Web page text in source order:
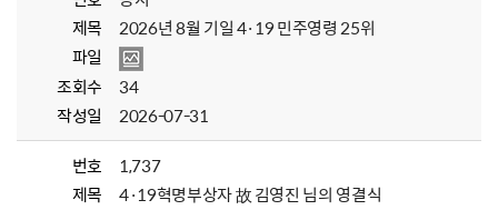
제목
2026년 8월 기일 4·19 민주영령 25위
파일
조회수
34
작성일
2026-07-31
번호
1,737
제목
4·19혁명부상자 故 김영진 님의 영결식